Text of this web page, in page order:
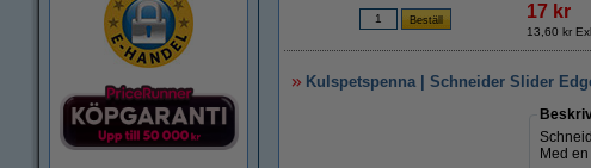
17 kr
13,60 kr
Kulspetspenna | Schneider Slider
Med